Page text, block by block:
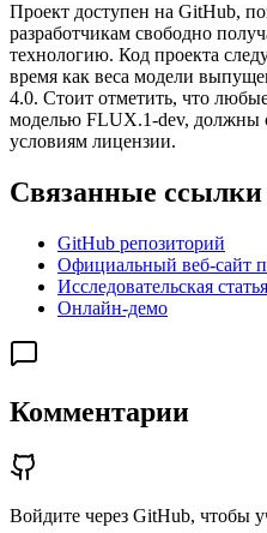
Проект доступен на GitHub,
разработчикам свободно
технологию. Код проекта
время как веса модели
4.0. Стоит отметить, что
моделью FLUX.1-dev, должны
условиям лицензии.
Связанные ссылки
GitHub репозиторий
Официальный веб-сайт
Исследовательская статья
Онлайн-демо
Комментарии
Войдите через GitHub, чтобы